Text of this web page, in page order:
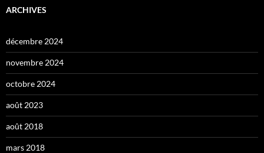
ARCHIVES
décembre 2024
novembre 2024
octobre 2024
août 2023
août 2018
mars 2018